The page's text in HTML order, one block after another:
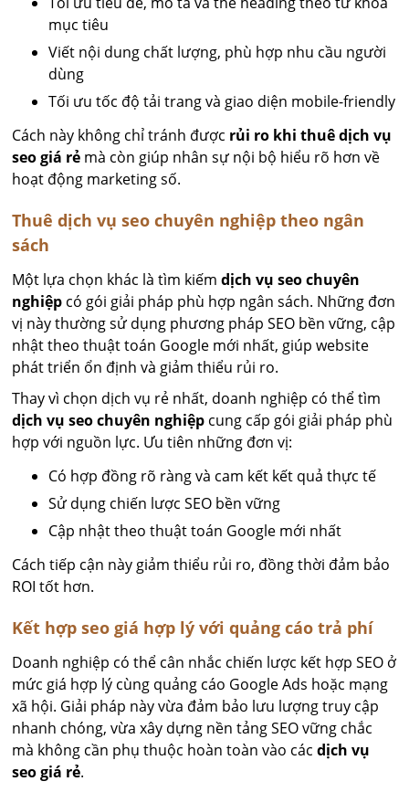
mục tiêu
Viết nội dung chất lượng, phù hợp nhu cầu người
dùng
Tối ưu tốc độ tải trang và giao diện mobile-friendly
Cách này không chỉ tránh được rủi ro khi thuê dịch vụ
seo giá rẻ mà còn giúp nhân sự nội bộ hiểu rõ hơn về
hoạt động marketing số.
Thuê dịch vụ seo chuyên nghiệp theo ngân
sách
Một lựa chọn khác là tìm kiếmdịch vụ seo chuyên
nghiệp có gói giải pháp phù hợp ngân sách. Những đơn
vị này thường sử dụng phương pháp SEO bền vững, cập
nhật theo thuật toán Google mới nhất, giúp website
phát triển ổn định và giảm thiểu rủi ro.
Thay vì chọn dịch vụ rẻ nhất, doanh nghiệp có thể tìm
dịch vụ seo chuyên nghiệp cung cấp gói giải pháp phù
hợp với nguồn lực. Ưu tiên những đơn vị:
Có hợp đồng rõ ràng và cam kết kết quả thực tế
Sử dụng chiến lược SEO bền vững
Cập nhật theo thuật toán Google mới nhất
Cách tiếp cận này giảm thiểu rủi ro, đồng thời đảm bảo
ROI tốt hơn.
Kết hợp seo giá hợp lý với quảng cáo trả phí
Doanh nghiệp có thể cân nhắc chiến lược kết hợp SEO ở
mức giá hợp lý cùng quảng cáo Google Ads hoặc mạng
xã hội. Giải pháp này vừa đảm bảo lưu lượng truy cập
nhanh chóng, vừa xây dựng nền tảng SEO vững chắc
mà không cần phụ thuộc hoàn toàn vào cácdịch vụ
seo giá rẻ.